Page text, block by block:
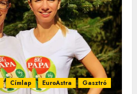
Címlap EuroAstra
Gasztró